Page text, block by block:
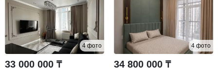
4 фото
33 000 000 ₸
4 фото
34 800 000 ₸